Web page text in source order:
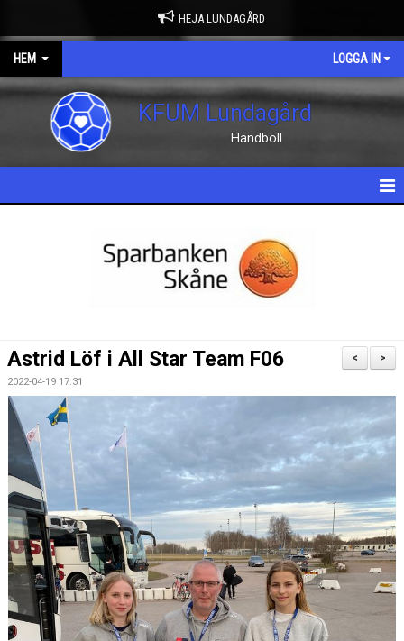
HEJA LUNDAGÅRD
HEM LOGGA IN
KFUM Lundagård
Handboll
KALENDER
BILDGALLERI
DOKUMENT
VÅRA LAG/TRÄNARE
KLUBBSHOP
MATCHER
GUNNESBOHALLEN
>
<
Astrid Löf i All Star Team F06
2022-04-19 17:31